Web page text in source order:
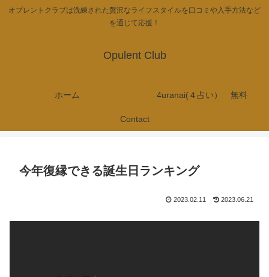
オプレントクラブは洗練された贅沢なライフスタイルを口コミや入手方法など
を通じて応援！
Opulent Club
ホーム 4uranai(４占い） 無料
Contact
今年復縁できる誕生日ランキング
2023.02.11 2023.06.21